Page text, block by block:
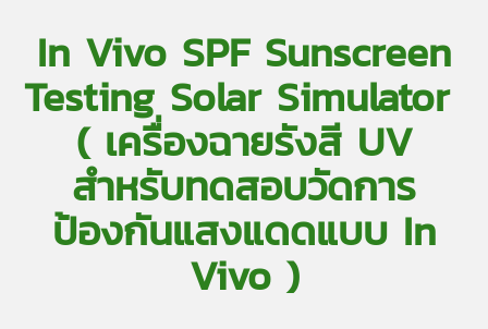
In Vivo SPF Sunscreen
Testing Solar Simulator
( เครื่องฉายรังสี UV
สำหรับทดสอบวัดการ
ป้องกันแสงแดดแบบ In
Vivo )